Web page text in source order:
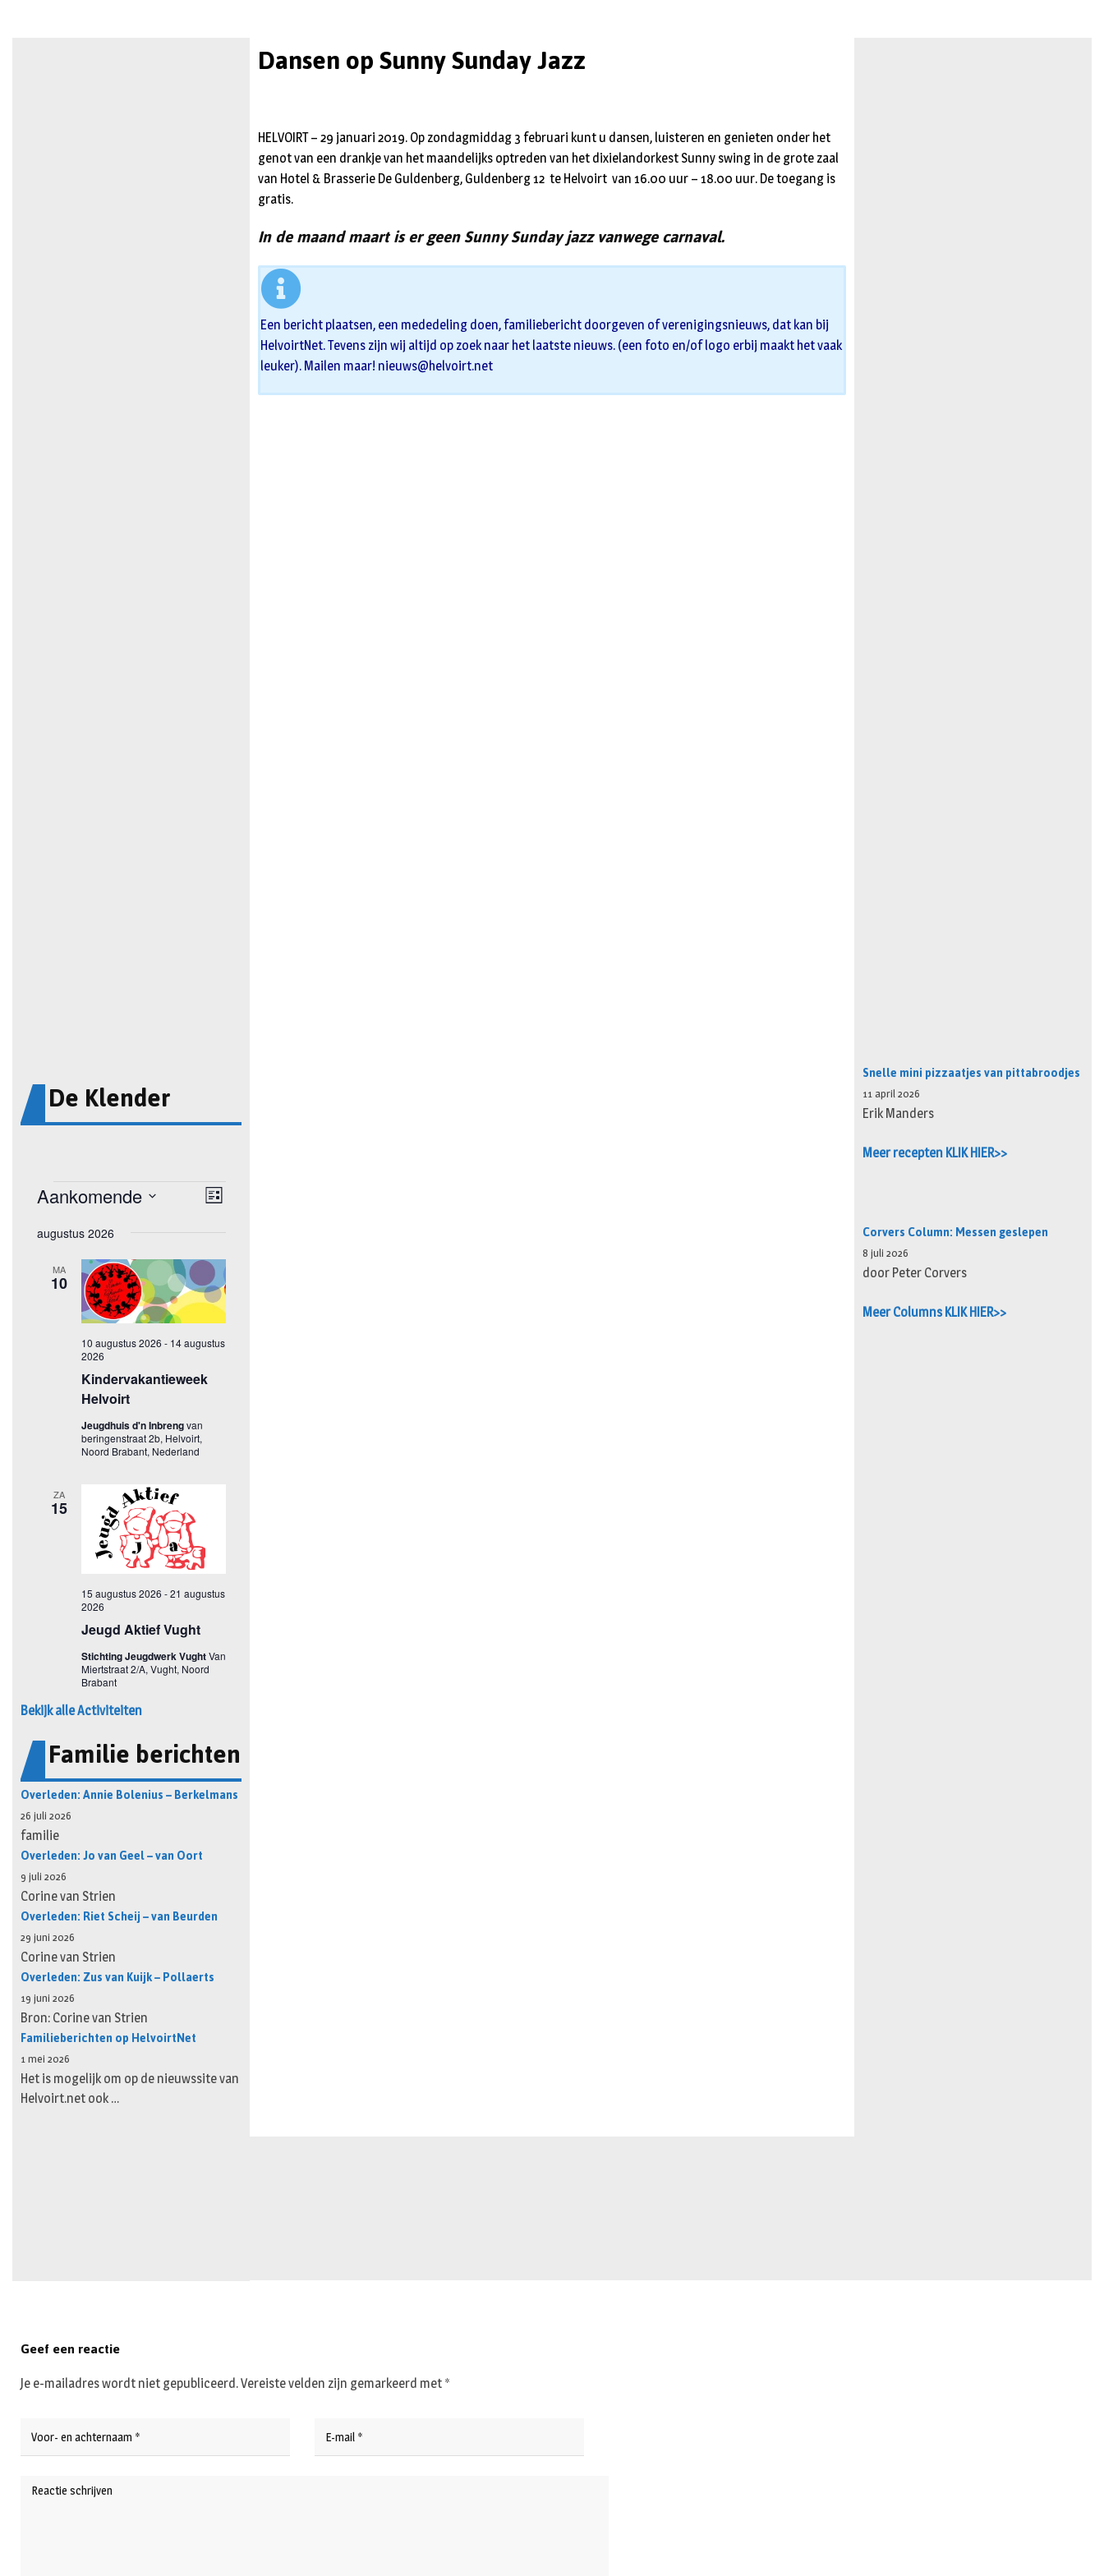
De Klender
Bekijk alle Activiteiten
Familie berichten
Overleden: Annie Bolenius – Berkelmans
26 juli 2026
familie
Overleden: Jo van Geel – van Oort
9 juli 2026
Corine van Strien
Overleden: Riet Scheij – van Beurden
29 juni 2026
Corine van Strien
Overleden: Zus van Kuijk – Pollaerts
19 juni 2026
Bron: Corine van Strien
Familieberichten op HelvoirtNet
1 mei 2026
Het is mogelijk om op de nieuwssite van
Helvoirt.net ook …
Dansen op Sunny Sunday Jazz
HELVOIRT – 29 januari 2019. Op zondagmiddag 3 februari kunt u dansen, luisteren en genieten onder het
genot van een drankje van het maandelijks optreden van het dixielandorkest Sunny swing in de grote zaal
van Hotel & Brasserie De Guldenberg, Guldenberg 12 te Helvoirt van 16.00 uur – 18.00 uur. De toegang is
gratis.
In de maand maart is er geen Sunny Sunday jazz vanwege carnaval.
Een bericht plaatsen, een mededeling doen, familiebericht doorgeven of verenigingsnieuws, dat kan bij
HelvoirtNet. Tevens zijn wij altijd op zoek naar het laatste nieuws. (een foto en/of logo erbij maakt het vaak
leuker). Mailen maar! nieuws@helvoirt.net
Snelle mini pizzaatjes van pittabroodjes
11 april 2026
Erik Manders
Meer recepten KLIK HIER>>
Corvers Column: Messen geslepen
8 juli 2026
door Peter Corvers
Meer Columns KLIK HIER>>
Geef een reactie
Je e-mailadres wordt niet gepubliceerd.Vereiste velden zijn gemarkeerd met *